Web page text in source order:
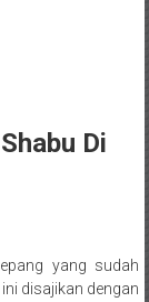
Di
yang sudah
disajikan dengan